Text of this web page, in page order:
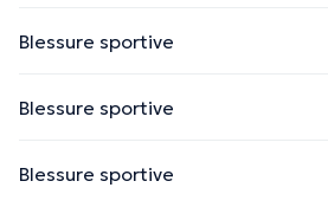
Blessure sportive
Blessure sportive
Blessure sportive